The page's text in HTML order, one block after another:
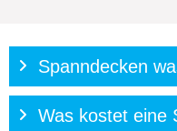
Spanndecken
Was kostet eine